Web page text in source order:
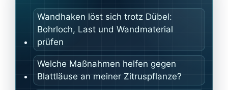
Wandhaken löst sich trotz Dübel:
Bohrloch, Last und Wandmaterial
prüfen
Welche Maßnahmen helfen gegen
Blattläuse an meiner Zitruspflanze?